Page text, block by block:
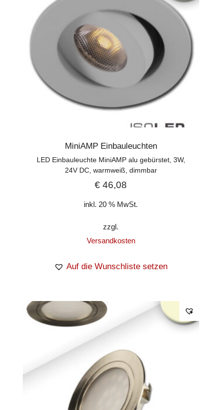
MiniAMP Einbauleuchten
LED Einbauleuchte MiniAMP alu gebürstet, 3W,
24V DC, warmweiß, dimmbar
€ 46,08
inkl. 20 % MwSt.
zzgl.
Versandkosten
Auf die Wunschliste setzen